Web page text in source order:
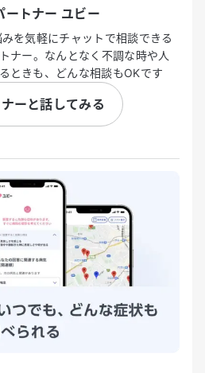
ートナー ユビー
を気軽にチャットで相談できる
ナー。なんとなく不調な時や人
ときも、どんな相談もOKです
ーと話してみる